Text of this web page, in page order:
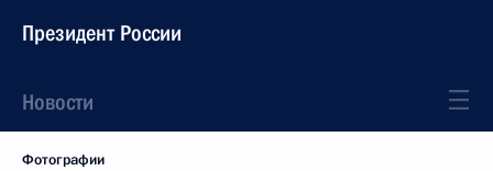
Президент России
Новости
Фотографии